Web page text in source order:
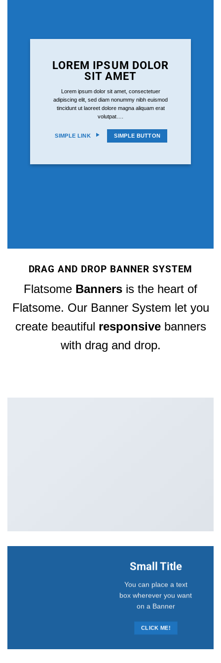
LOREM IPSUM DOLOR
SIT AMET
Lorem ipsum dolor sit amet, consectetuer
adipiscing elit, sed diam nonummy nibh euismod
tincidunt ut laoreet dolore magna aliquam erat
volutpat….
SIMPLE LINK SIMPLE BUTTON
DRAG AND DROP BANNER SYSTEM
Flatsome Banners is the heart of
Flatsome. Our Banner System let you
create beautiful responsivebanners
with drag and drop.
Small Title
You can place a text
box wherever you want
on a Banner
CLICK ME!